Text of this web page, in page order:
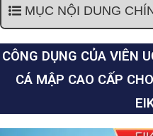
MỤC NỘI DUNG
CÔNG DỤNG CỦA VIÊN
CÁ MẬP CAO CẤP